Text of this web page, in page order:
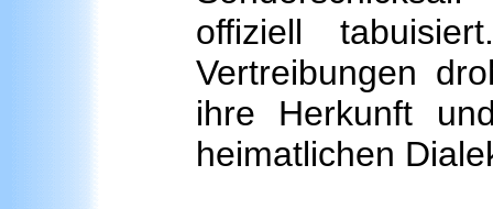
offiziell
Vertreibungen
ihre Herkunft
heimatlichen